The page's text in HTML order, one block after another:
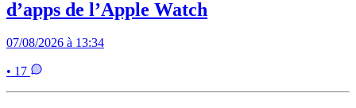
d’apps de l’Apple Watch
07/08/2026 à 13:34
• 17